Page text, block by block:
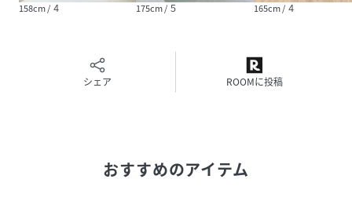
158cm / ４ 175cm / ５ 165cm / ４
シェア ROOMに投稿
おすすめのアイテム